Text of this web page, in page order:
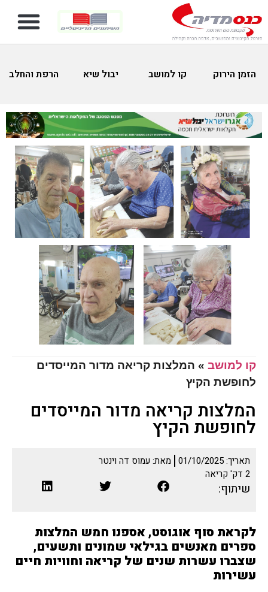
הזמן הירוק קו למושב יבול שיא הרפת והחלב
קו למושב » המלצות קריאה מדור המייסדים
לחופשת הקיץ
המלצות קריאה מדור המייסדים
לחופשת הקיץ
תאריך:01/10/2025 מאת: עמוס דה וינטר
2 דק' קריאה
שיתוף:
לקראת סוף אוגוסט, אספנו חמש המלצות
ספרים מאנשים בגילאי שמונים ותשעים,
שצברו עשרות שנים של קריאה וחוויות חיים
עשירות